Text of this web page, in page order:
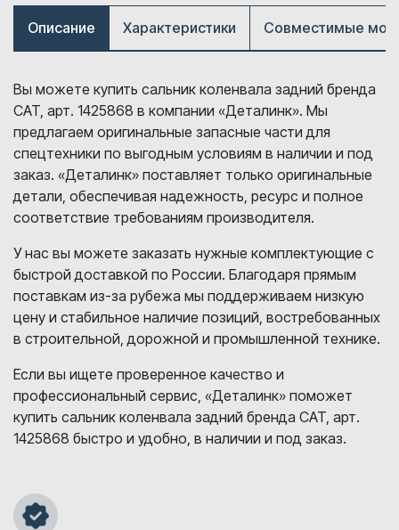
Описание Характеристики Совместимые
Вы можете купить сальник коленвала задний бренда
CAT, арт. 1425868 в компании «Деталинк». Мы
предлагаем оригинальные запасные части для
спецтехники по выгодным условиям в наличии и под
заказ. «Деталинк» поставляет только оригинальные
детали, обеспечивая надежность, ресурс и полное
соответствие требованиям производителя.
У нас вы можете заказать нужные комплектующие с
быстрой доставкой по России. Благодаря прямым
поставкам из-за рубежа мы поддерживаем низкую
цену и стабильное наличие позиций, востребованных
в строительной, дорожной и промышленной технике.
Если вы ищете проверенное качество и
профессиональный сервис, «Деталинк» поможет
купить сальник коленвала задний бренда CAT, арт.
1425868 быстро и удобно, в наличии и под заказ.